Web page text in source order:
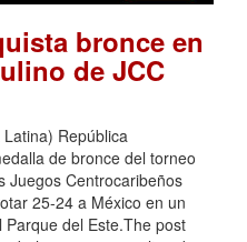
bronce en
de JCC
República
de bronce del torneo
Juegos Centrocaribeños
25-24 a México en un
del Este.The post